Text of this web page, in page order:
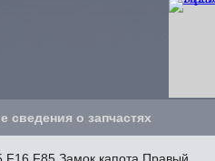
сведения о запчастях